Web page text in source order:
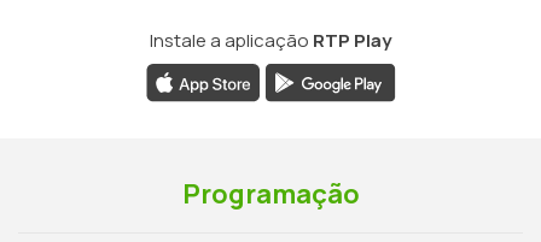
Instale a aplicação RTP Play
Programação